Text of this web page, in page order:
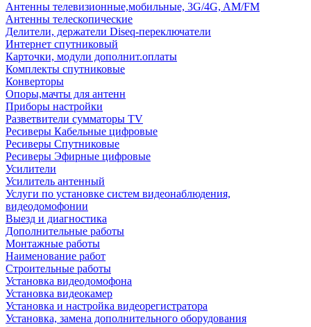
Антенны телевизионные,мобильные, 3G/4G, AM/FM
Антенны телескопические
Делители, держатели Diseq-переключатели
Интернет спутниковый
Карточки, модули дополнит.оплаты
Комплекты спутниковые
Конверторы
Опоры,мачты для антенн
Приборы настройки
Разветвители сумматоры TV
Ресиверы Кабельные цифровые
Ресиверы Спутниковые
Ресиверы Эфирные цифровые
Усилители
Усилитель антенный
Услуги по установке систем видеонаблюдения,
видеодомофонии
Выезд и диагностика
Дополнительные работы
Монтажные работы
Наименование работ
Строительные работы
Установка видеодомофона
Установка видеокамер
Установка и настройка видеорегистратора
Установка, замена дополнительного оборудования